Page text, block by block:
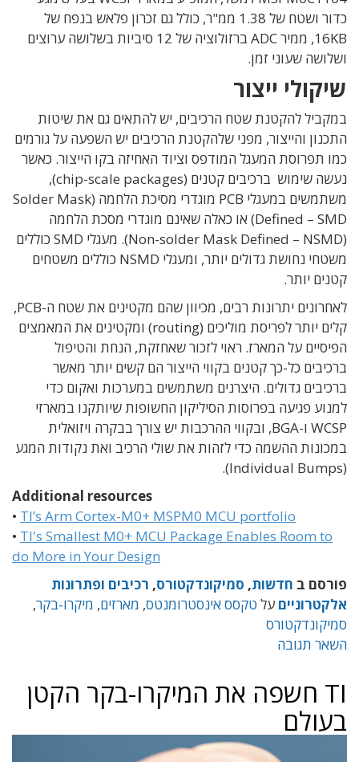
כדור ושטח של 1.38 ממ"ר, כולל גם זכרון פלאש בנפח של
16KB, ממיר ADC ברזולוציה של 12 סיביות בשלושה ערוצים
ושלושה שעוני זמן.
שיקולי ייצור
במקביל להקטנת שטח הרכיבים, יש להתאים גם את שיטות
התכנון והייצור, מפני שלהקטנת הרכיבים יש השפעה על גורמים
כמו תפרוסת המעגל המודפס וציוד האחיזה בקו הייצור. כאשר
נעשה שימוש ברכיבים קטנים (chip-scale packages),
משתמשים במעגלי PCB מוגדרי מסיכת הלחמה (Solder Mask
Defined – SMD) או כאלה שאינם מוגדרי מסכת הלחמה
(Non-solder Mask Defined – NSMD). מעגלי SMD כוללים
משטחי נחושת גדולים יותר, ומעגלי NSMD כוללים משטחים
קטנים יותר.
לאחרונים יתרונות רבים, מכיוון שהם מקטינים את שטח ה-PCB,
קלים יותר לפריסת מוליכים (routing) ומקטינים את המאמצים
הפיסיים על המארז. ראוי לזכור שאחזקת, הנחת והטיפול
ברכיבים כל-כך קטנים בקווי הייצור הם קשים יותר מאשר
ברכיבים גדולים. היצרנים משתמשים במערכות ואקום כדי
למנוע פגיעה בפרוסות הסיליקון החשופות שיותקנו במארזי
WCSP ו-BGA, ובקווי ההרכבות יש צורך בבקרה ויזואלית
במכונות ההשמה כדי לזהות את שולי הרכיב ואת נקודות המגע
(Individual Bumps).
Additional resources
• TI’s Arm Cortex-M0+ MSPM0 MCU portfolio
• TI's Smallest M0+ MCU Package Enables Room to
do More in Your Design
פורסם ב חדשות, סמיקונדקטורס, רכיבים ופתרונות
אלקטרוניים על טקסס אינסטרומנטס, מארזים, מיקרו-בקר,
סמיקונדקטורס
השאר תגובה
TI חשפה את המיקרו-בקר הקטן
בעולם